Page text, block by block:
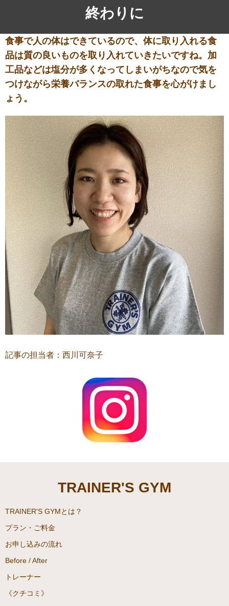
終わりに
食事で人の体はできているので、体に取り入れる食
品は質の良いものを取り入れていきたいですね。加
工品などは塩分が多くなってしまいがちなので気を
つけながら栄養バランスの取れた食事を心がけまし
ょう。
記事の担当者：西川可奈子
TRAINER'S GYM
TRAINER'S GYMとは？
プラン・ご料金
お申し込みの流れ
Before / After
トレーナー
《クチコミ》